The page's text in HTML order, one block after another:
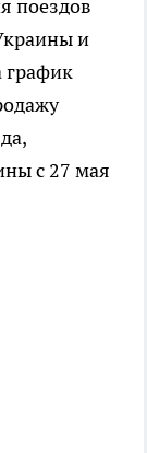
поездов
и
с 27 мая